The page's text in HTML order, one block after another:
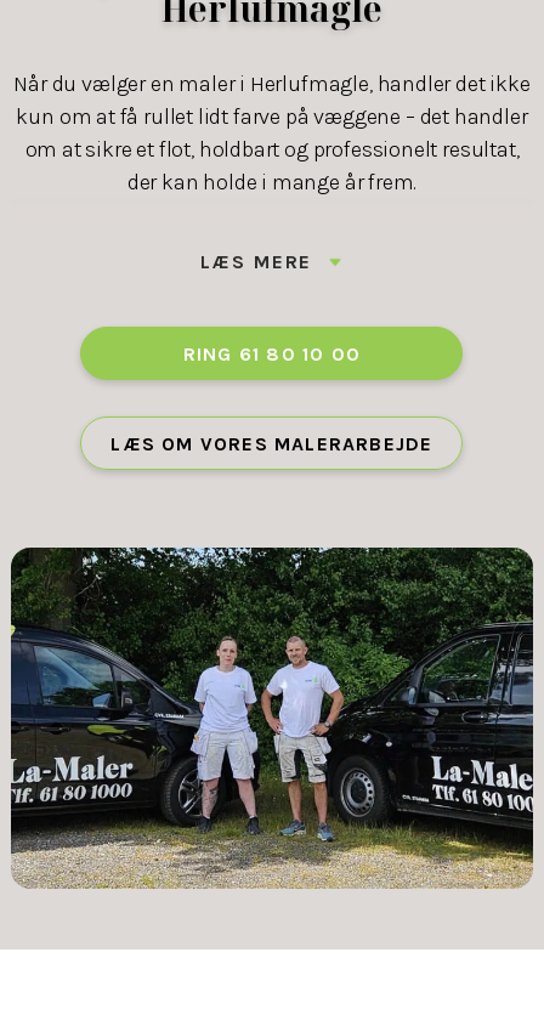
Når du vælger en maler i Herlufmagle, handler det ikke
kun om at få rullet lidt farve på væggene – det handler
om at sikre et flot, holdbart og professionelt resultat,
der kan holde i mange år frem.
maling, facadebehandling eller opsætning af filt.
for, at du er tryg hele vejen igennem. Vi starter med en
grundig dialog og planlægning, og vi afslutter ikke
Slip for gør-det-selv-bøvl og uforudsete problemer – og
få i stedet en løsning, du kan være stolt af.
Vi er klar, når du er –kontakt osfor et godt tilbud.
LÆS MERE
RING 61 80 10 00
LÆS OM VORES MALERARBEJDE